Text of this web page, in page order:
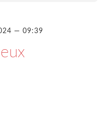
— 09:39